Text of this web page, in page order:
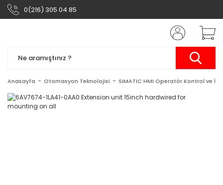
0(216) 305 04 85
Anasayfa Otomasyon Teknolojisi SIMATIC HMI Operatör Kontrol ve